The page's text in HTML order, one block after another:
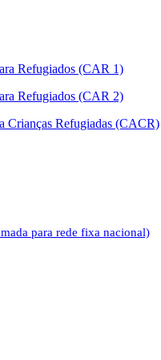
Refugiados (CAR 1)
Refugiados (CAR 2)
Crianças Refugiadas (CACR)
para rede fixa nacional)